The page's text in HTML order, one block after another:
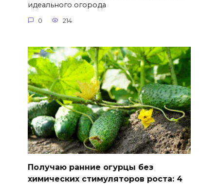
идеального огорода
0 214
Получаю ранние огурцы без
химических стимуляторов роста: 4